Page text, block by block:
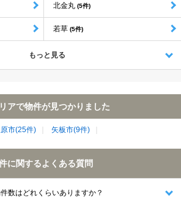
北金丸 (5件)
若草 (5件)
もっと見る
アで物件が見つかりました
市(25件) 矢板市(9件)
に関するよくある質問
数はどれくらいありますか？